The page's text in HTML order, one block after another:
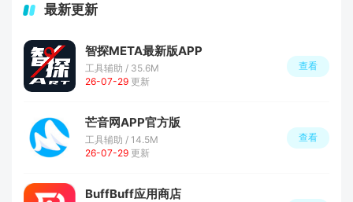
最新更新
智探META最新版APP
工具辅助 / 35.6M
26-07-29 更新
查看
芒音网APP官方版
工具辅助 / 14.5M
26-07-29 更新
查看
BuffBuff应用商店